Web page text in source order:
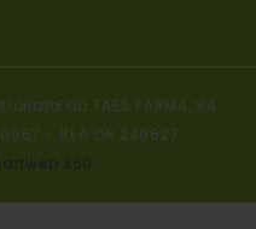
da FAES FARMA, SA
- REA OR 249627